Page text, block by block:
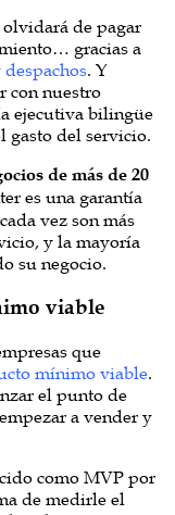
olvidará de pagar
gracias a
. Y
con nuestro
ejecutiva bilingüe
gasto del servicio.
de más de 20
es una garantía
vez son más
y la mayoría
su negocio.
viable
que
mínimo viable.
el punto de
a vender y
como MVP por
de medirle el